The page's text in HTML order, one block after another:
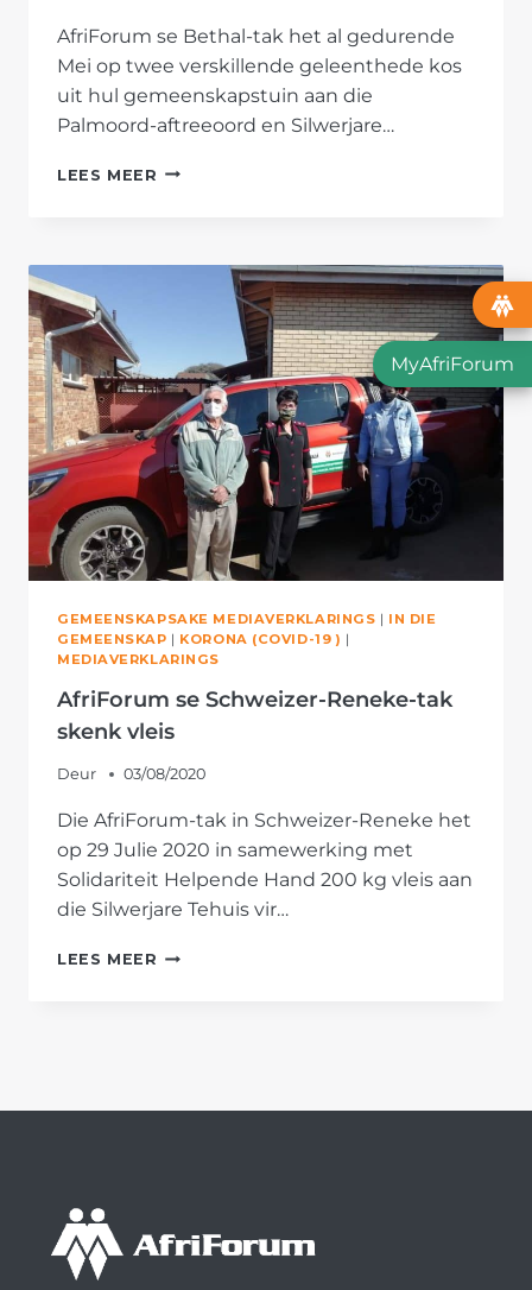
AfriForum se Bethal-tak het al gedurende
Mei op twee verskillende geleenthede kos
uit hul gemeenskapstuin aan die
Palmoord-aftreeoord en Silwerjare…
LEES MEER BETHAL-
AAN
TEHUISE
GEMEENSKAPSAKE MEDIAVERKLARINGS | IN DIE
GEMEENSKAP | KORONA (COVID-19 ) |
MEDIAVERKLARINGS
AfriForum se Schweizer-Reneke-tak
skenk vleis
Deur 03/08/2020
Die AfriForum-tak in Schweizer-Reneke het
op 29 Julie 2020 in samewerking met
Solidariteit Helpende Hand 200 kg vleis aan
die Silwerjare Tehuis vir…
LEES MEER AFRIFORUM
MyAfriForum